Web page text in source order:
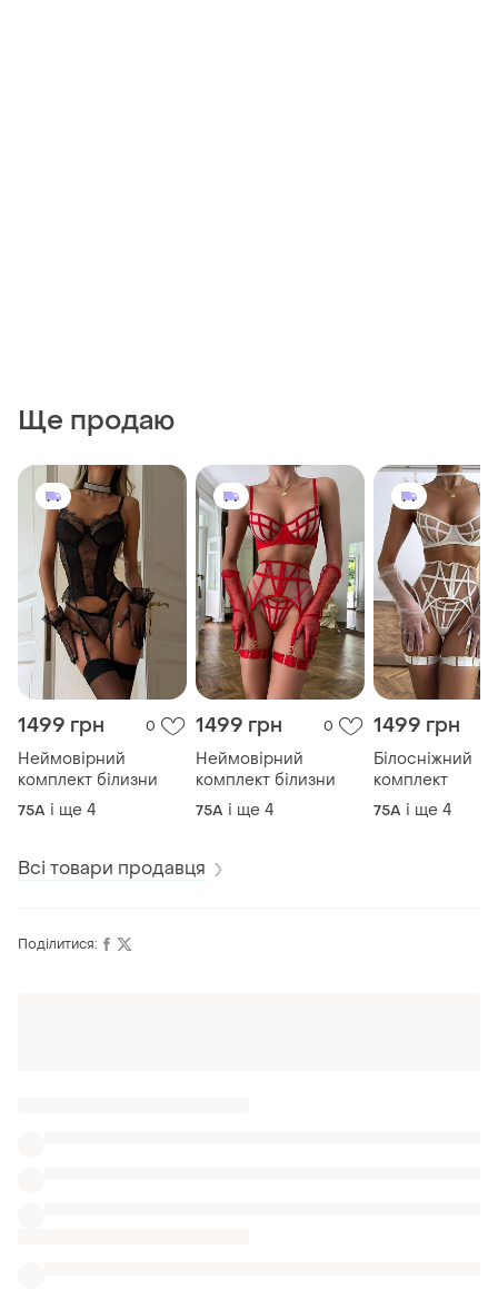
Ще продаю
1499 грн 0
Неймовірний
комплект білизни
75A і ще 4
1499 грн 0
Неймовірний
комплект білизни
75A і ще 4
1499 грн
Білосніжний
комплект
75A і ще 4
Всі товари продавця
Поділитися: